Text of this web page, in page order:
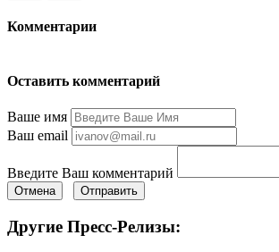
Комментарии
Оставить комментарий
Ваше имя
Ваш email
Введите Ваш комментарий
Отмена Отправить
Другие Пресс-Релизы: